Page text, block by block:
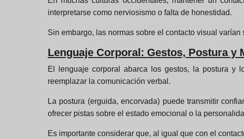
interpretarse como nerviosismo o falta de honestidad.
Sin embargo, las normas sobre el contacto visual
Lenguaje Corporal: Gestos, Postura y
El lenguaje corporal abarca los gestos, la postura y
reemplazar la comunicación verbal.
La postura (erguida, encorvada) puede transmitir
ofrecer pistas sobre el estado emocional o la
Es importante considerar que, al igual que con el